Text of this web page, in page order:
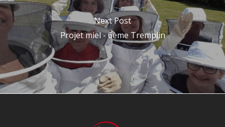
Next Post
Projet miel - 6ème Tremplin